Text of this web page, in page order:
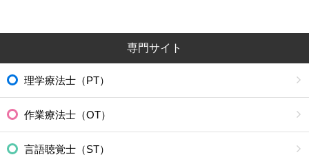
専門サイト
理学療法士（PT）
作業療法士（OT）
言語聴覚士（ST）